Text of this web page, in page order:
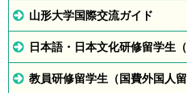
山形大学国際交流ガイド
日本語・日本文化研修留学生
教員研修留学生（国費外国人留